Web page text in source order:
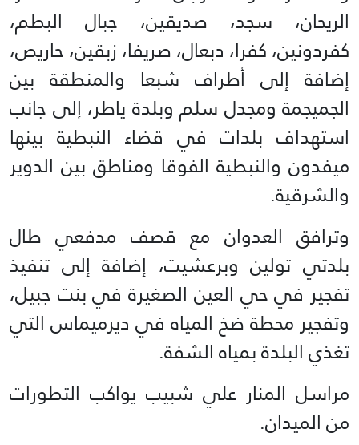
الريحان، سجد، صديقين، جبال البطم،
كفردونين، كفرا، دبعال، صريفا، زبقين، حاريص،
إضافة إلى أطراف شبعا والمنطقة بين
الجميجمة ومجدل سلم وبلدة ياطر، إلى جانب
استهداف بلدات في قضاء النبطية بينها
ميفدون والنبطية الفوقا ومناطق بين الدوير
والشرقية.
وترافق العدوان مع قصف مدفعي طال
بلدتي تولين وبرعشيت، إضافة إلى تنفيذ
تفجير في حي العين الصغيرة في بنت جبيل،
وتفجير محطة ضخ المياه في ديرميماس التي
تغذي البلدة بمياه الشفة.
مراسل المنار علي شبيب يواكب التطورات
من الميدان.